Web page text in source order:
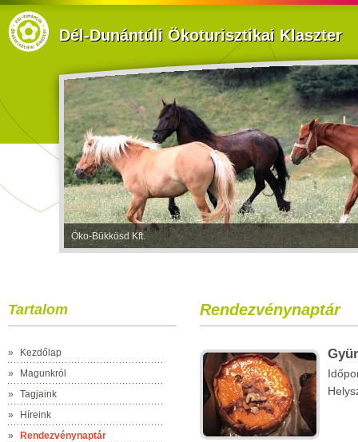
Dél-Dunántúli Ökoturisztikai Klaszter
Öko-Bükkösd Kft.
Tartalom
»
Kezdőlap
»
Magunkról
»
Tagjaink
»
Híreink
»
Rendezvénynaptár
Rendezvénynaptár